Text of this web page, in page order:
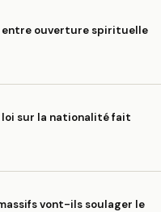
entre ouverture spirituelle
loi sur la nationalité fait
vont-ils soulager le